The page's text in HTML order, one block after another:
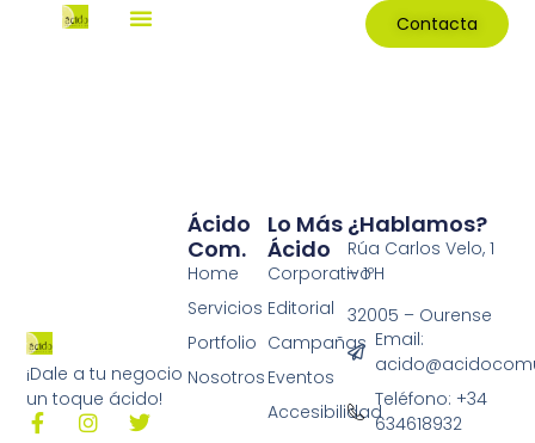
Contacta
¡Dale a tu negocio
un toque ácido!
Lo Más
Ácido
Corporativo
Editorial
Campañas
Eventos
Accesibilidad
Ácido
Com.
Home
Servicios
Portfolio
Nosotros
¿Hablamos?
Rúa Carlos Velo, 1
– 1ºH
32005 – Ourense
Email:
Teléfono: +34
634618932